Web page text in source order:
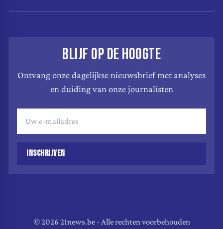
BLIJF OP DE HOOGTE
Ontvang onze dagelijkse nieuwsbrief met analyses
en duiding van onze journalisten
INSCHRIJVEN
© 2026 21news.be - Alle rechten voorbehouden